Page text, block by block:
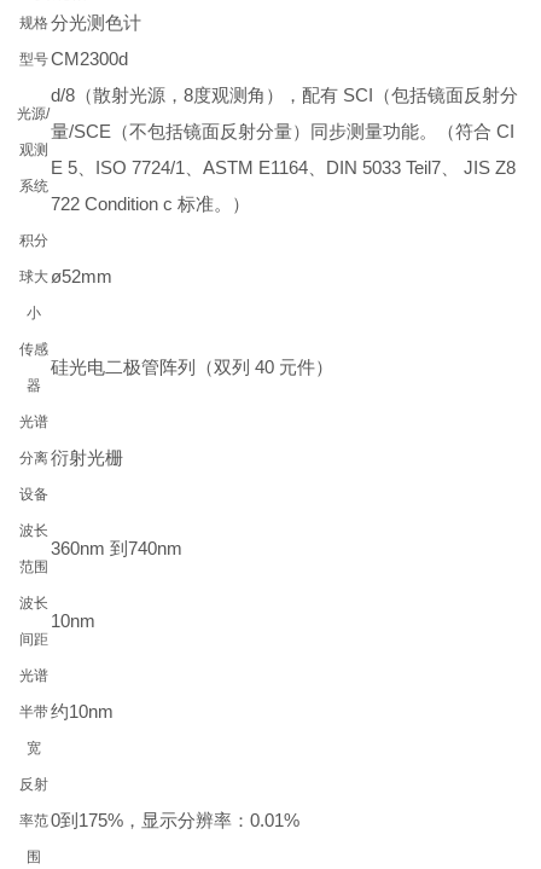
规格分光测色计
型号CM2300d
光源/
观测
系统
d/8（散射光源，8度观测角），配有 SCI（包括镜面反射分
量/SCE（不包括镜面反射分量）同步测量功能。（符合 CI
E 5、ISO 7724/1、ASTM E1164、DIN 5033 Teil7、 JIS Z8
722 Condition c 标准。）
积分
球大
小
ø52mm
传感
器
硅光电二极管阵列（双列 40 元件）
光谱
分离
设备
衍射光栅
波长
范围
360nm 到740nm
波长
间距
10nm
光谱
半带
宽
约10nm
反射
率范
围
0到175%，显示分辨率：0.01%